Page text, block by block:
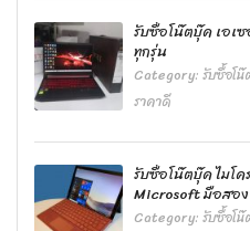
รับซื้อโน๊ตบุ๊ค เอเ
ทุกรุ่น
Category:รับซื้อโ
ราคาดี
รับซื้อโน๊ตบุ๊ค ไมโ
Microsoft มือสอ
Category:รับซื้อโ